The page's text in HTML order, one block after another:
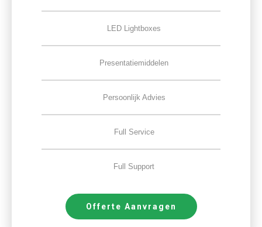
LED Lightboxes
Presentatiemiddelen
Persoonlijk Advies
Full Service
Full Support
Offerte Aanvragen